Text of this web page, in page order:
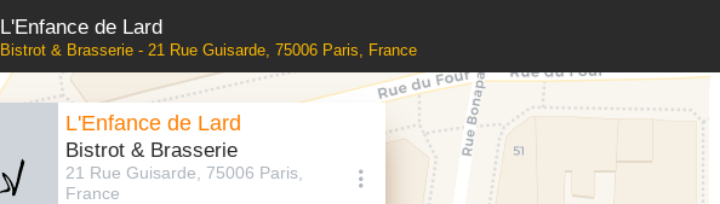
L'Enfance de Lard
Bistrot & Brasserie - 21 Rue Guisarde, 75006 Paris, France
L'Enfance de Lard
Bistrot & Brasserie
21 Rue Guisarde, 75006 Paris,
France